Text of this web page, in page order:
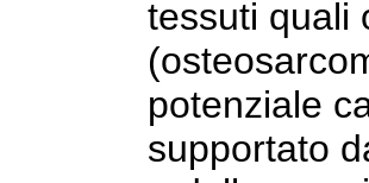
tessuti quali
potenziale
supportato